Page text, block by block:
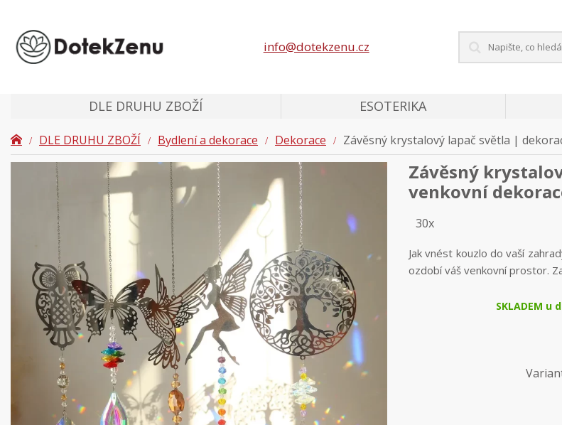
info@dotekzenu.cz
DLE DRUHU ZBOŽÍ ESOTERIKA
DLE DRUHU ZBOŽÍ Bydlení a dekorace Dekorace Závěsný krystalový lapač světla |
Závěsný
venkovní
30x
Jak vnést kouzlo do vaší
ozdobí váš venkovní prostor.
SKLADEM u